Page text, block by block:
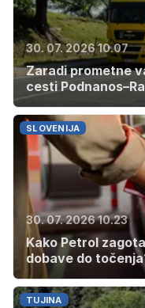
30. 07. 2026 10.07
Zaradi prometne
cesti
SLOVENIJA
30. 07. 2026 10.23
Kako Petrol
dobave do
TUJINA